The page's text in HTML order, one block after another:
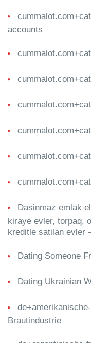
accounts
Dasinmaz emlak
kiraye evler, torpaq,
kreditle satilan evler
Dating Someone
Dating Ukrainian
Brautindustrie